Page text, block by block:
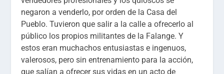
negaron a venderlo, por orden de la Casa del
Pueblo.Tuvieron que salir a la calle a ofrecerlo al
público los propios militantes de la Falange. Y
estos eran muchachos entusiastas e ingenuos,
valerosos, pero sin entrenamiento para la acción,
que salían a ofrecer sus vidas en un acto de